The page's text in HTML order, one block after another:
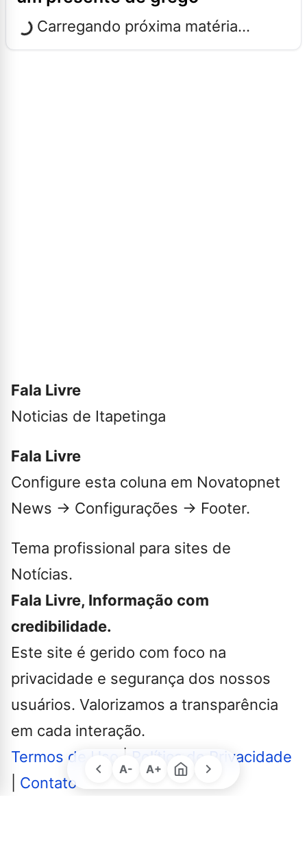
Carregando próxima matéria...
Fala Livre
Noticias de Itapetinga
Fala Livre
Configure esta coluna em Novatopnet
News → Configurações → Footer.
Tema profissional para sites de
Notícias.
Fala Livre, Informação com
credibilidade.
Este site é gerido com foco na
privacidade e segurança dos nossos
usuários. Valorizamos a transparência
em cada interação.
Termos de Uso
| Política de Privacidade
Contato
A- A+